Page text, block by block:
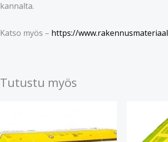
kannalta.
Katso myös – https://
Tutustu myös